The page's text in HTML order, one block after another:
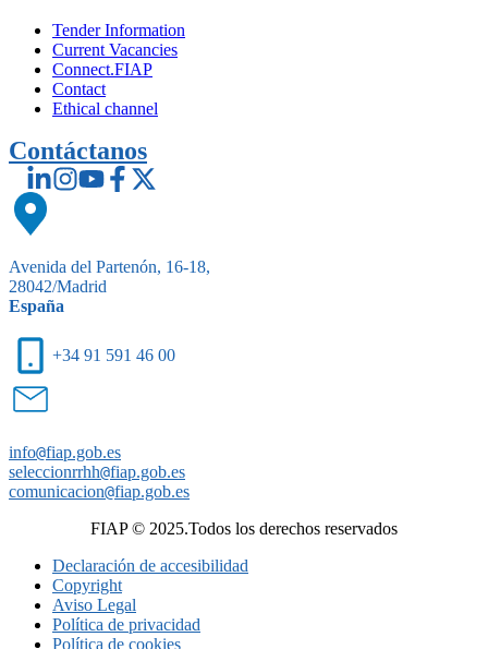
Tender Information
Current Vacancies
Connect.FIAP
Contact
Ethical channel
Contáctanos
Avenida del Partenón, 16-18,
28042/Madrid
España
+34 91 591 46 00
info@fiap.gob.es
seleccionrrhh@fiap.gob.es
comunicacion@fiap.gob.es
FIAP © 2025.Todos los derechos reservados
Declaración de accesibilidad
Copyright
Aviso Legal
Política de privacidad
Política de cookies